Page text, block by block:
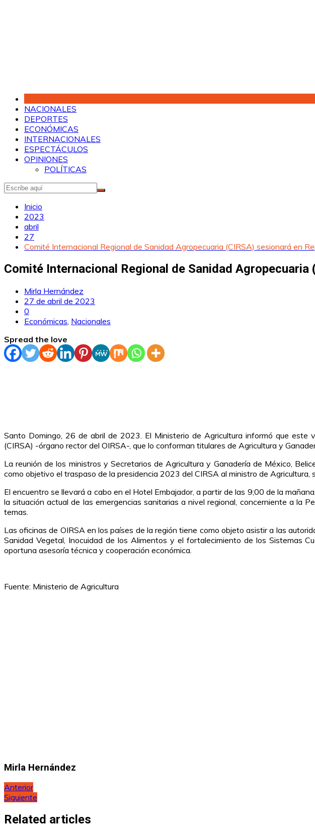
NACIONALES
DEPORTES
ECONÓMICAS
INTERNACIONALES
ESPECTÁCULOS
OPINIONES
POLÍTICAS
Inicio
2023
abril
27
Comité Internacional Regional de Sanidad Agropecuaria (CIRSA) sesionará en
Comité Internacional Regional de Sanidad
Mirla Hernández
27 de abril de 2023
0
Económicas Nacionales
Spread the love
Santo Domingo, 26 de abril de 2023. El Ministerio de Agricultura informó que este
(CIRSA) -órgano rector del OIRSA-, que lo conforman titulares de Agricultura y
La reunión de los ministros y Secretarios de Agricultura y Ganadería de México,
como objetivo el traspaso de la presidencia 2023 del CIRSA al ministro de Agricultura,
El encuentro se llevará a cabo en el Hotel Embajador, a partir de las 9;00 de la
la situación actual de las emergencias sanitarias a nivel regional, concerniente a la
temas.
Las oficinas de OIRSA en los países de la región tiene como objeto asistir a las
Sanidad Vegetal, Inocuidad de los Alimentos y el fortalecimiento de los Sistemas
oportuna asesoría técnica y cooperación económica.
Fuente: Ministerio de Agricultura
Mirla Hernández
Navegación
de
entradas
Anterior
Siguiente
Related articles